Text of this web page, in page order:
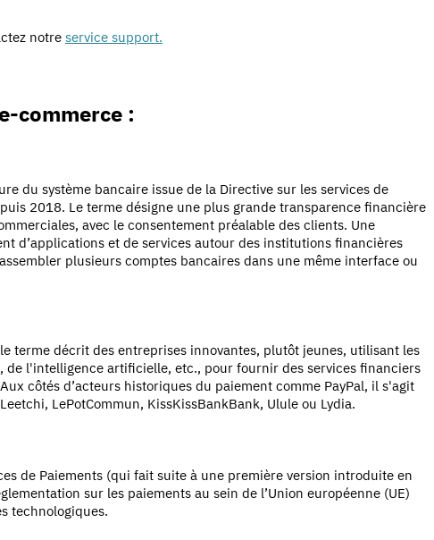
notre service support.
commerce :
du système bancaire issue de la Directive sur les services de
2018. Le terme désigne une plus grande transparence financière
avec le consentement préalable des clients. Une
d’applications et de services autour des institutions financières
plusieurs comptes bancaires dans une même interface ou
terme décrit des entreprises innovantes, plutôt jeunes, utilisant les
de l'intelligence artificielle, etc., pour fournir des services financiers
côtés d’acteurs historiques du paiement comme PayPal, il s'agit
LePotCommun, KissKissBankBank, Ulule ou Lydia.
de Paiements (qui fait suite à une première version introduite en
sur les paiements au sein de l’Union européenne (UE)
technologiques.